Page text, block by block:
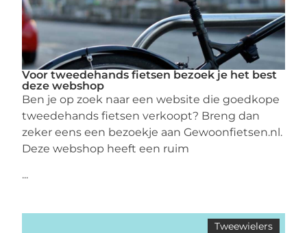
Voor tweedehands fietsen bezoek je het best
deze webshop
Ben je op zoek naar een website die goedkope
tweedehands fietsen verkoopt? Breng dan
zeker eens een bezoekje aan Gewoonfietsen.nl.
Deze webshop heeft een ruim
...
Tweewielers